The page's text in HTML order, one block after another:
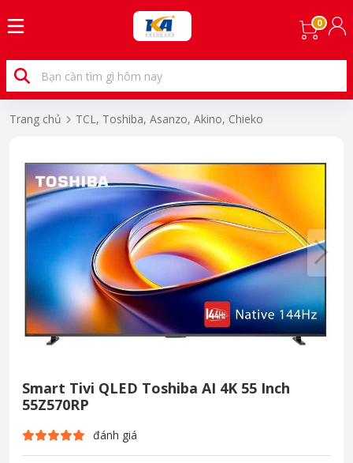
0
Trang chủ TCL, Toshiba, Asanzo, Akino, Chieko
Smart Tivi QLED Toshiba AI 4K 55 Inch
55Z570RP
đánh giá